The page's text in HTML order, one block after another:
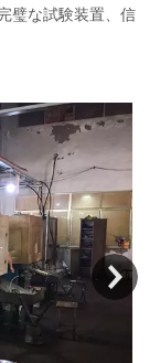
璧な試験装置、信